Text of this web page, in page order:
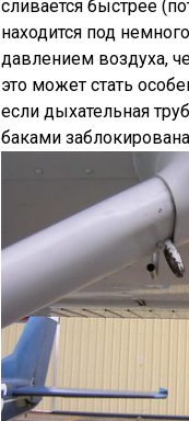
сливается быстрее
находится под
давлением воздуха,
это может стать
если дыхательная
баками